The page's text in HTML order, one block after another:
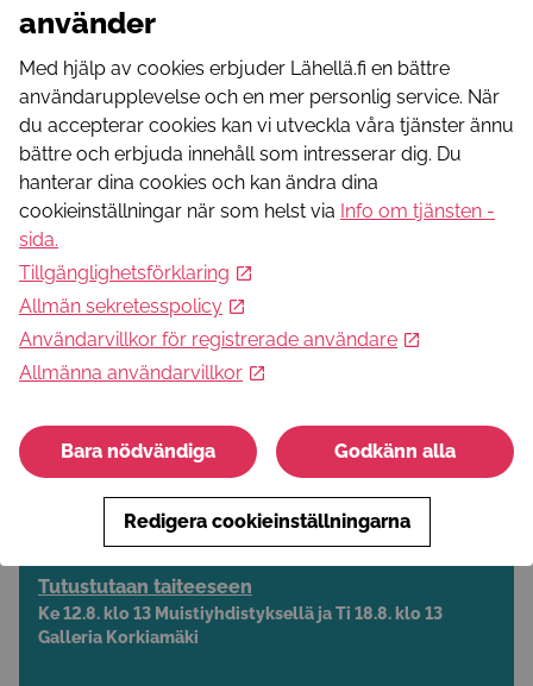
https://braheaboxing.seura.info
Registrerings e-postadress
brahea.boxing@gmail.com
Registrerings telefonnummer
+358456686565
Läs mer
E-postadress
brahea.boxing@gmail.com
Telefonnummer
+358456686565
https://braheaboxing.seura.info/
Visa aktiviteten på kartan
Dessa kan intressera dig
Tutustutaan taiteeseen
Ke 12.8. klo 13 Muistiyhdistyksellä ja Ti 18.8. klo 13
Galleria Korkiamäki
använder
Med hjälp av cookies erbjuder Lähellä.fi en bättre
användarupplevelse och en mer personlig service. När
du accepterar cookies kan vi utveckla våra tjänster ännu
bättre och erbjuda innehåll som intresserar dig. Du
hanterar dina cookies och kan ändra dina
cookieinställningar när som helst via Info om tjänsten -
sida.
Tillgänglighetsförklaring
Allmän sekretesspolicy
Användarvillkor för registrerade användare
Allmänna användarvillkor
Bara nödvändiga Godkänn alla
Redigera cookieinställningarna